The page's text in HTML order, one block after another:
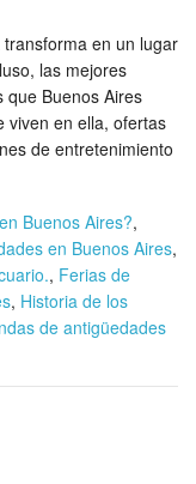
en un lugar
las mejores
que Buenos Aires
viven en ella, ofertas
de entretenimiento
Buenos Aires?,
en Buenos Aires,
, Ferias de
, Historia de los
de antigüedades